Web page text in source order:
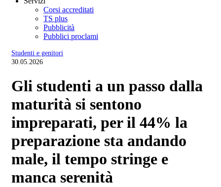
Corsi accreditati
TS plus
Pubblicità
Pubblici proclami
Studenti e genitori
30.05.2026
Gli studenti a un passo dalla
maturità si sentono
impreparati, per il 44% la
preparazione sta andando
male, il tempo stringe e
manca serenità